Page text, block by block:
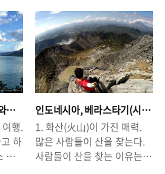
마
에
는
슷
들
에
들
남미를 중심으로한 세계 각지
에 유명 커피 재배지가 있지
만, 인도네시아 '수마트라섬
(Sumatra Island)'또한 커피
(Coffee)로 유명한 곳이다. 우
리에게는 '만델링 커피
(Mandheling Coffee)'로 잘
알려진 수마트..
도
많
이동
한
간도
을
를
여
'여행'에 있어서도 예외는 아
닌 것 같습니다. 여행을 하면
서 스마트폰을 다양하게 활용
할 수 있는데요, 사진을 찍는
것 말고도 '길찾기', '지도
(Map)' 기능을 아주 유용하게
쓸 수 있죠. 제 주변 사람들 중
에서는 여행지에서 '지도(구
글 지도, Google Maps)'기능
을 이용하기 위해 '데이터 로
밍'을 한다는 사람들을 더러
의행.
하
낯
인도네시아, 베라스타기(시
바약 화산) - 화산에서 느끼
는 즐거움.
1. 화산(火山)이 가진 매력.
많은 사람들이 산을 찾는다.
사람들이 산을 찾는 이유는